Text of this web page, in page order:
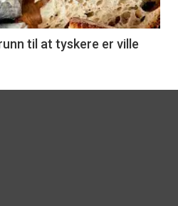
til at tyskere er ville